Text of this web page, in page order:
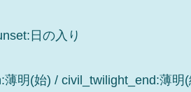
日の入り
明(始) / civil_twilight_end:薄明(